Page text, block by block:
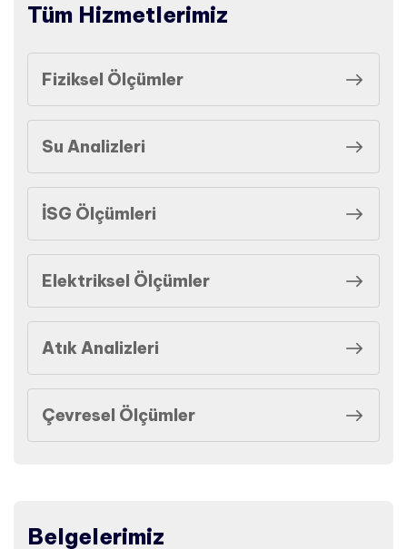
Tüm Hizmetlerimiz
Fiziksel Ölçümler
Su Analizleri
İSG Ölçümleri
Elektriksel Ölçümler
Atık Analizleri
Çevresel Ölçümler
Belgelerimiz